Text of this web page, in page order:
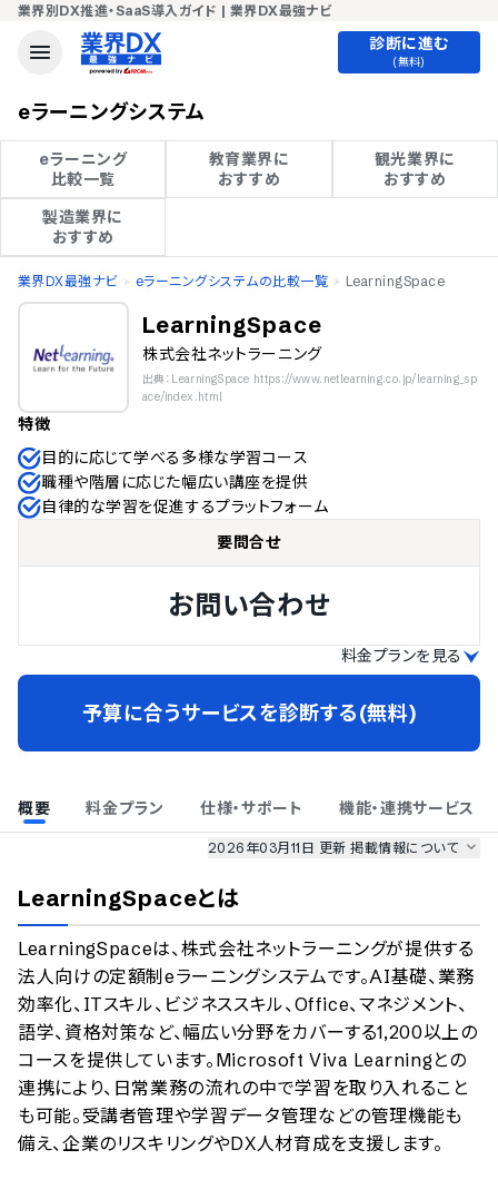
業界別DX推進・SaaS導入ガイド | 業界DX最強ナビ
診断に進む
(無料)
eラーニングシステム
eラーニング
比較一覧
教育業界に
おすすめ
観光業界に
おすすめ
製造業界に
おすすめ
業界DX最強ナビ eラーニングシステムの比較一覧 LearningSpace
LearningSpace
株式会社ネットラーニング
出典：LearningSpace https://www.netlearning.co.jp/learning_sp
ace/index.html
特徴
目的に応じて学べる多様な学習コース
職種や階層に応じた幅広い講座を提供
自律的な学習を促進するプラットフォーム
要問合せ
お問い合わせ
料金プランを見る
予算に合うサービスを診断する(無料)
概要 料金プラン 仕様・サポート 機能・連携サービス
2026年03月11日 更新掲載情報について
のサービス情報は、
のサービスデータを参照しています。
情報更新者：業界DX最強ナビ編集部 情報取得元 掲載修正依頼
LearningSpaceとは
LearningSpaceは、株式会社ネットラーニングが提供する
法人向けの定額制eラーニングシステムです。AI基礎、業務
効率化、ITスキル、ビジネススキル、Office、マネジメント、
語学、資格対策など、幅広い分野をカバーする1,200以上の
コースを提供しています。Microsoft Viva Learningとの
連携により、日常業務の流れの中で学習を取り入れること
も可能。受講者管理や学習データ管理などの管理機能も
備え、企業のリスキリングやDX人材育成を支援します。